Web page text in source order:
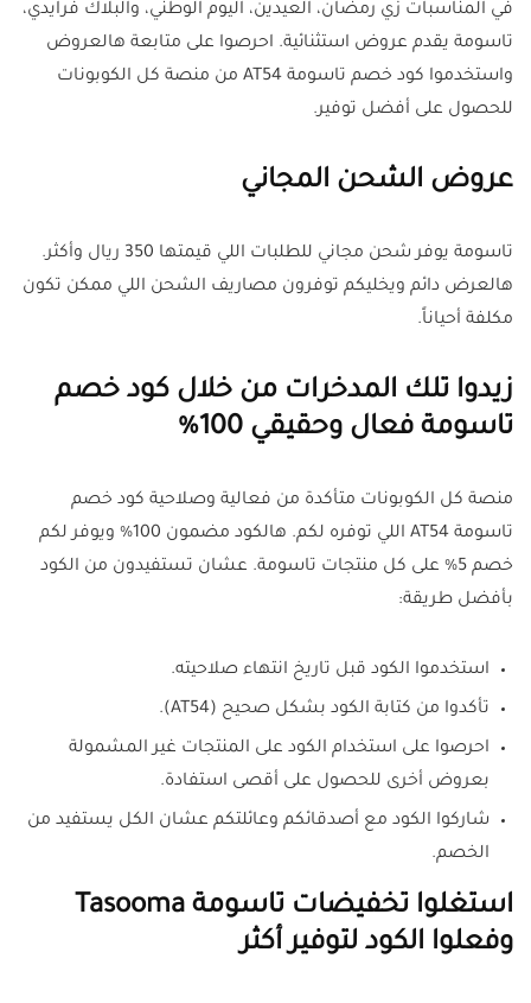
في المناسبات زي رمضان، العيدين، اليوم الوطني، والبلاك فرايدي،
تاسومة يقدم عروض استثنائية. احرصوا على متابعة هالعروض
واستخدموا كود خصم تاسومة AT54 من منصة كل الكوبونات
للحصول على أفضل توفير.
عروض الشحن المجاني
تاسومة يوفر شحن مجاني للطلبات اللي قيمتها 350 ريال وأكثر.
هالعرض دائم ويخليكم توفرون مصاريف الشحن اللي ممكن تكون
مكلفة أحياناً.
زيدوا تلك المدخرات من خلال كود خصم
تاسومة فعال وحقيقي 100%
منصة كل الكوبونات متأكدة من فعالية وصلاحية كود خصم
تاسومة AT54 اللي توفره لكم. هالكود مضمون 100% ويوفر لكم
خصم 5% على كل منتجات تاسومة. عشان تستفيدون من الكود
بأفضل طريقة:
استخدموا الكود قبل تاريخ انتهاء صلاحيته.
تأكدوا من كتابة الكود بشكل صحيح (AT54).
احرصوا على استخدام الكود على المنتجات غير المشمولة
بعروض أخرى للحصول على أقصى استفادة.
شاركوا الكود مع أصدقائكم وعائلتكم عشان الكل يستفيد من
الخصم.
استغلوا تخفيضات تاسومة Tasooma
وفعلوا الكود لتوفير أكثر